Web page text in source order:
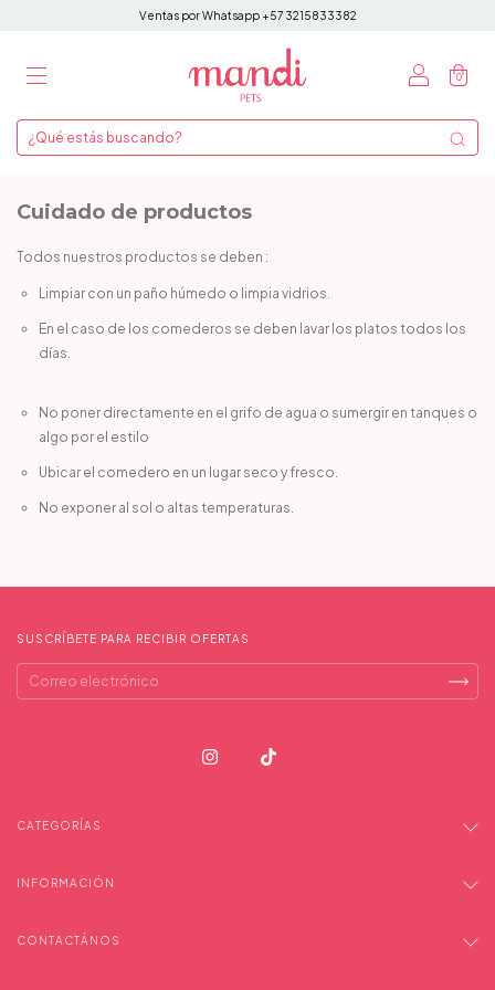
Ventas por Whatsapp +57 3215833382
0
Cuidado de productos
Todos nuestros productos se deben :
Limpiar con un paño húmedo o limpia vidrios.
En el caso de los comederos se deben lavar los platos todos los
días.
No poner directamente en el grifo de agua o sumergir en tanques o
algo por el estilo
Ubicar el comedero en un lugar seco y fresco.
No exponer al sol o altas temperaturas.
SUSCRÍBETE PARA RECIBIR OFERTAS
CATEGORÍAS
INFORMACIÓN
CONTACTÁNOS